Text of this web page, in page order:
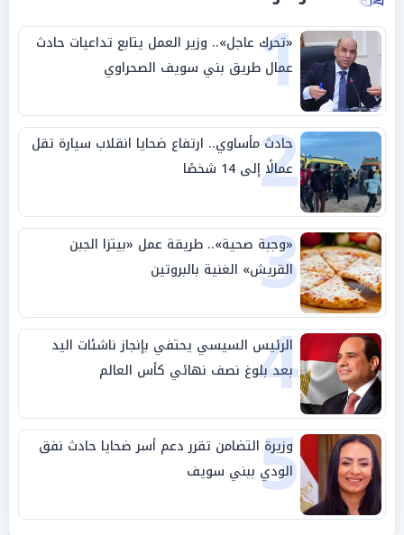
1
«تحرك عاجل».. وزير العمل يتابع تداعيات حادث
عمال طريق بني سويف الصحراوي
2
حادث مأساوي.. ارتفاع ضحايا انقلاب سيارة تقل
عمالًا إلى 14 شخصًا
3
«وجبة صحية».. طريقة عمل «بيتزا الجبن
القريش» الغنية بالبروتين
4
الرئيس السيسي يحتفي بإنجاز ناشئات اليد
بعد بلوغ نصف نهائي كأس العالم
5
وزيرة التضامن تقرر دعم أسر ضحايا حادث نفق
الودي ببني سويف